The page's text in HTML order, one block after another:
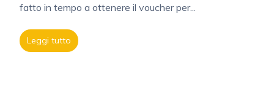
fatto in tempo a ottenere il voucher per...
Leggi tutto